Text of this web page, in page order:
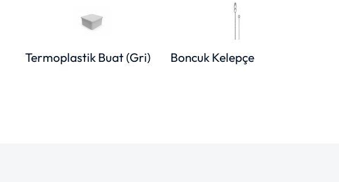
Termoplastik Buat (Gri) Boncuk Kelepçe